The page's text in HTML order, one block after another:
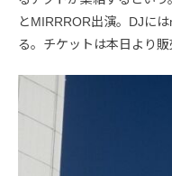
とMIRRROR出演。DJに
る。チケットは本日より販